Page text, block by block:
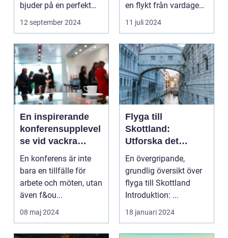
bjuder på en perfekt
kombination av idy...
12 september 2024
en flykt från vardagens
hektik...
11 juli 2024
En inspirerande
konferensupplevel
se vid vackra
Tylösand
En konferens är inte
bara en tillfälle för
arbete och möten, utan
även f&ou...
08 maj 2024
Flyga till
Skottland:
Utforska det
vackra landet på
ännu enklast sätt
En övergripande,
grundlig översikt över
flyga till Skottland
Introduktion: ...
18 januari 2024